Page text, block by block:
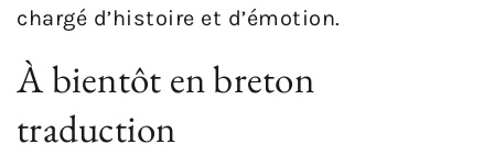
chargé d’histoire et d’émotion.
À bientôt en breton
traduction